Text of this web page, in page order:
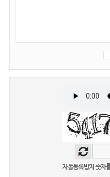
자동등록방지 숫자